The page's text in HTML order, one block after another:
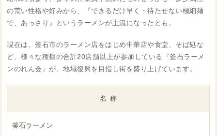
の荒い性格や好みから、『できるだけ早く・待たせない極細麺
で、あっさり』というラーメンが主流になったとも。
現在は、釜石市のラーメン店をはじめ中華店や食堂、そば処な
ど、様々な種類の合計20店舗以上が参加している『釜石ラーメ
ンのれん会』が、地域復興を目指し街を盛り上げています。
名称
釜石ラーメン